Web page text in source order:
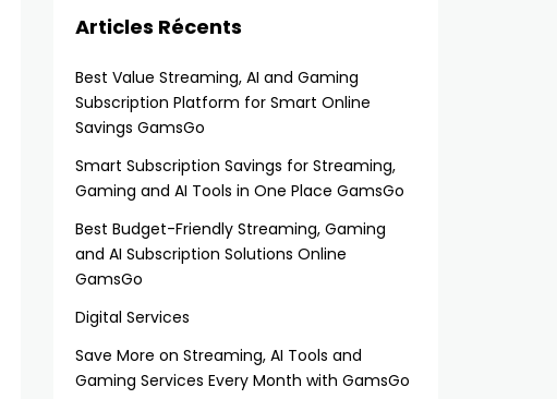
Articles Récents
Best Value Streaming, AI and Gaming
Subscription Platform for Smart Online
Savings GamsGo
Smart Subscription Savings for Streaming,
Gaming and AI Tools in One Place GamsGo
Best Budget-Friendly Streaming, Gaming
and AI Subscription Solutions Online
GamsGo
Digital Services
Save More on Streaming, AI Tools and
Gaming Services Every Month with GamsGo